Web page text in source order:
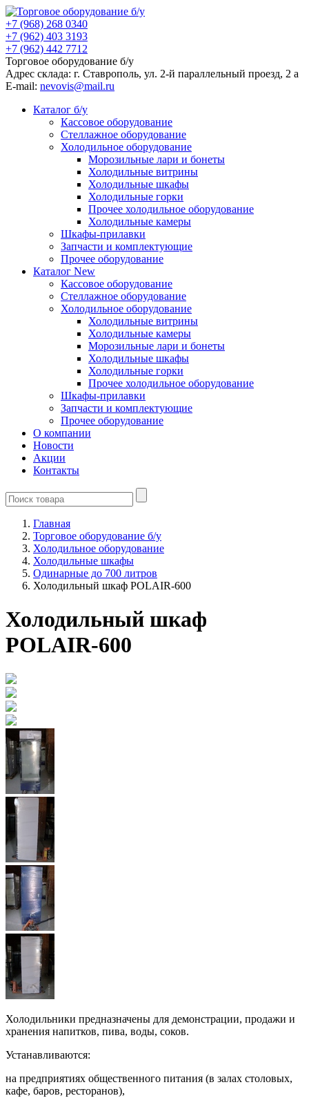
+7 (968) 268 0340
+7 (962) 403 3193
+7 (962) 442 7712
Торговое оборудование б/у
Адрес склада: г. Ставрополь, ул. 2-й параллельный проезд, 2 a
E-mail: nevovis@mail.ru
Каталог б/у
Кассовое оборудование
Стеллажное оборудование
Холодильное оборудование
Морозильные лари и бонеты
Холодильные витрины
Холодильные шкафы
Холодильные горки
Прочее холодильное оборудование
Холодильные камеры
Шкафы-прилавки
Запчасти и комплектующие
Прочее оборудование
Каталог New
Кассовое оборудование
Стеллажное оборудование
Холодильное оборудование
Холодильные витрины
Холодильные камеры
Морозильные лари и бонеты
Холодильные шкафы
Холодильные горки
Прочее холодильное оборудование
Шкафы-прилавки
Запчасти и комплектующие
Прочее оборудование
О компании
Новости
Акции
Контакты
Главная
Торговое оборудование б/у
Холодильное оборудование
Холодильные шкафы
Одинарные до 700 литров
Холодильный шкаф POLAIR-600
Холодильный шкаф
POLAIR-600
Холодильники предназначены для демонстрации, продажи и
хранения напитков, пива, воды, соков.
Устанавливаются:
на предприятиях общественного питания (в залах столовых,
кафе, баров, ресторанов),